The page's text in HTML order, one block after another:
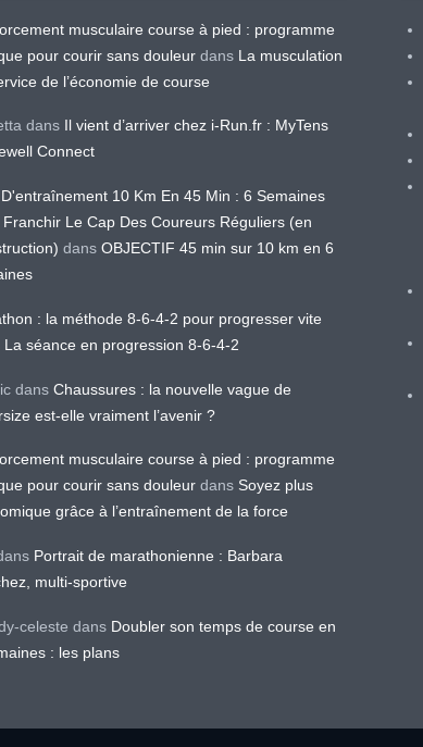
musculaire course à pied : programme
pour courir sans douleur dans La musculation
de l’économie de course
dans Il vient d’arriver chez i-Run.fr : MyTens
Connect
10 Km En 45 Min : 6 Semaines
Franchir Le Cap Des Coureurs Réguliers (en
dans OBJECTIF 45 min sur 10 km en 6
: la méthode 8-6-4-2 pour progresser vite
La séance en progression 8-6-4-2
dans Chaussures : la nouvelle vague de
est-elle vraiment l’avenir ?
musculaire course à pied : programme
pour courir sans douleur dans Soyez plus
grâce à l’entraînement de la force
Portrait de marathonienne : Barbara
multi-sportive
celeste dans Doubler son temps de course en
: les plans